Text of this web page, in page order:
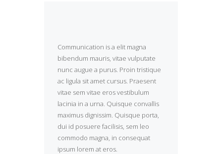
Communication is a elit magna
bibendum mauris, vitae vulputate
nunc augue a purus. Proin tristique
ac ligula sit amet cursus. Praesent
vitae sem vitae eros vestibulum
lacinia in a urna. Quisque convallis
maximus dignissim. Quisque porta,
dui id posuere facilisis, sem leo
commodo magna, in consequat
ipsum lorem at eros.